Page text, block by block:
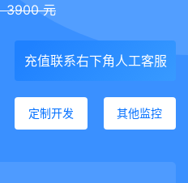
3900 元
充值联系右下角人工客服
定制开发 其他监控